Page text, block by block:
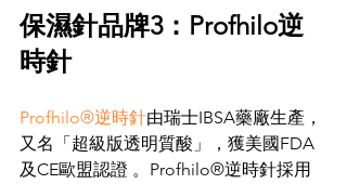
保濕針品牌3：Profhilo逆
時針
Profhilo®逆時針由瑞士IBSA藥廠生產，
又名「超級版透明質酸」，獲美國FDA
及CE歐盟認證 。Profhilo®逆時針採用